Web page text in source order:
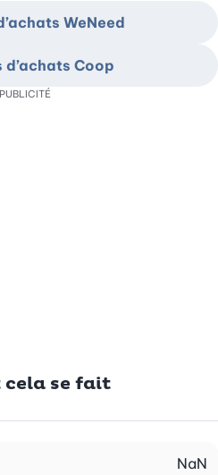
se fait
NaN
WeNeed
d’achats Coop
PUBLICITÉ